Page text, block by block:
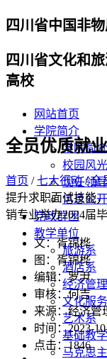
四川省中国非
四川省文化和
高校
网站首页
学院简介
学院简介
校园风光
现任领导
信息公开
党政群团
教学单位
旅游系
酒店系
经济管
文化服
艺术系
基础教
马克思
全员优质就
首页 /七大行动/全
提升求职面试技能
销专业举办2024届
文：胥锦桦
图：胥锦桦
编辑：罗尹
审核：何吉
来源：经济管
时间：2023-
点击：1846